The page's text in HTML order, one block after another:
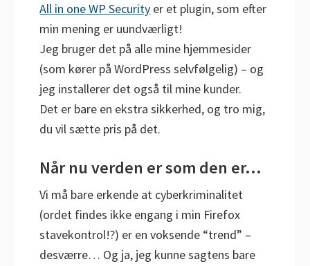
All in one WP Security er et plugin, som efter
min mening er uundværligt!
Jeg bruger det på alle mine hjemmesider
(som kører på WordPress selvfølgelig) – og
jeg installerer det også til mine kunder.
Det er bare en ekstra sikkerhed, og tro mig,
du vil sætte pris på det.
Når nu verden er som den er…
Vi må bare erkende at cyberkriminalitet
(ordet findes ikke engang i min Firefox
stavekontrol!?) er en voksende “trend” –
desværre… Og ja, jeg kunne sagtens bare